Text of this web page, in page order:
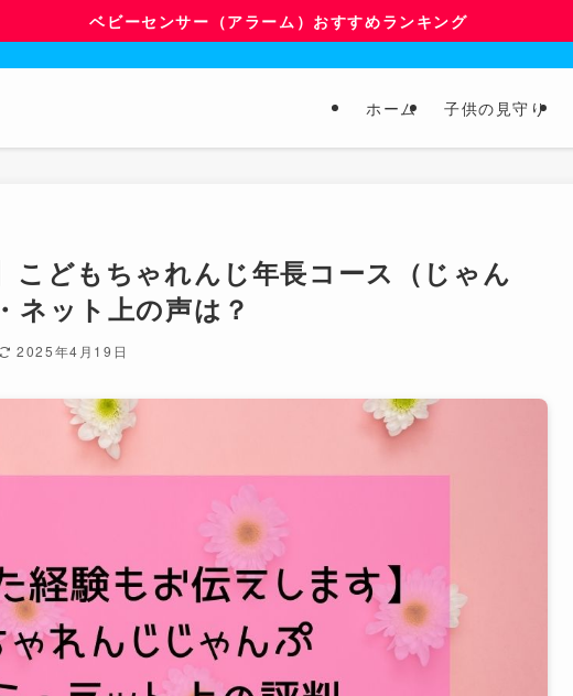
ベビーセンサー（アラーム）おすすめランキング
ホーム 子供の見守り
こどもちゃれんじ年長コース（じゃん
ネット上の声は？
2025年4月19日